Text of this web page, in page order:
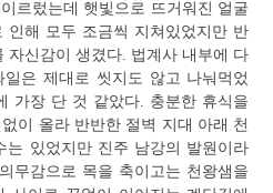
르렀는데 햇빛으로 뜨거워진 얼굴
인해 모두 조금씩 지쳐있었지만 반
자신감이 생겼다. 법계사 내부에 다
은 제대로 씻지도 않고 나눠먹었
가장 단 것 같았다. 충분한 휴식을
이 올라 반반한 절벽 지대 아래 천
는 있었지만 진주 남강의 발원이라
무감으로 목을 축이고는 천왕샘을